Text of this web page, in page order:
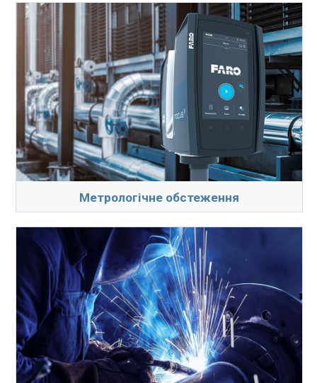
Метрологічне обстеження